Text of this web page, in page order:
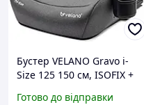
Бустер VELANO Gravo i-
Size 125 150 см, ISOFIX +
Готово до відправки